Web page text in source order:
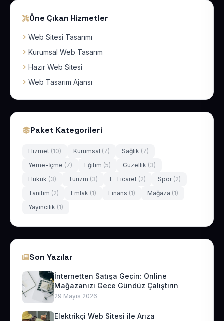
Öne Çıkan Hizmetler
Web Sitesi Tasarımı
Kurumsal Web Tasarım
Hazır Web Sitesi
Web Tasarım Ajansı
Paket Kategorileri
Hizmet (10) Kurumsal (7) Sağlık (7)
Yeme-İçme (7) Eğitim (5) Güzellik (3)
Hukuk (3) Turizm (3) E-Ticaret (2) Spor (2)
Tanıtım (2) Emlak (1) Finans (1) Mağaza (1)
Yayıncılık (1)
Son Yazılar
İnternetten Satışa Geçin: Online
Mağazanızı Gece Gündüz Çalıştırın
29 Mayıs 2026
Elektrikçi Web Sitesi ile Arıza